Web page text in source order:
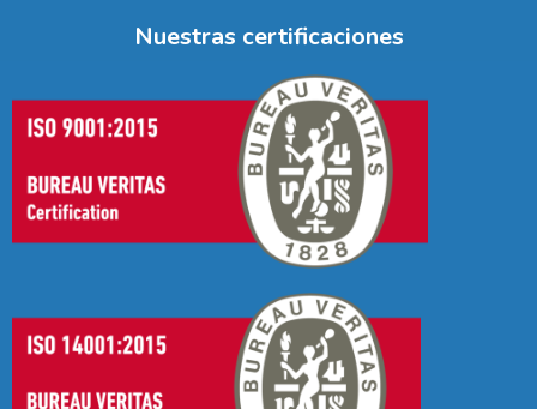
Nuestras certificaciones